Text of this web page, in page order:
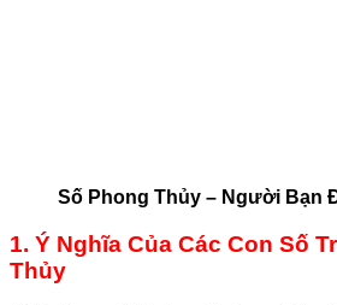
Số Phong Thủy – Người Bạn
1. Ý Nghĩa Của Các Con Số
Thủy